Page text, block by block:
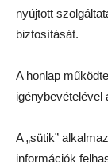
nyújtott
biztosítását.
A honlap
igénybevételével
A „sütik”
információk